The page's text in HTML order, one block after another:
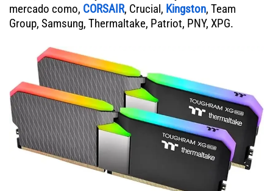
mercado como, CORSAIR, Crucial, Kingston, Team
Group, Samsung, Thermaltake, Patriot, PNY, XPG.